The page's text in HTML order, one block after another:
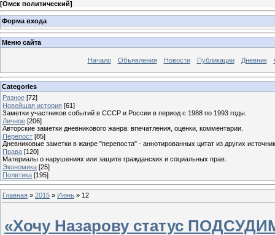
[Омск политический]
Форма входа
Меню сайта
Начало Объявления Новости Публикации Дневник
Categories
Разное [72]
Новейшая история [61]
Заметки участников событий в СССР и России в период с 1988 по 1993 годы.
Личное [206]
Авторские заметки дневникового жанра: впечатления, оценки, комментарии.
Перепост [85]
Дневниковые заметки в жанре "перепоста" - аннотированных цитат из других
Права [120]
Материалы о нарушениях или защите гражданских и социальных прав.
Экономика [25]
Политика [195]
Главная » 2015 » Июнь » 12
«Хочу Назарову статус